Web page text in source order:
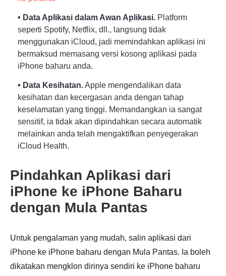
• Data Aplikasi dalam Awan Aplikasi. Platform
seperti Spotify, Netflix, dll., langsung tidak
menggunakan iCloud, jadi memindahkan aplikasi ini
bermaksud memasang versi kosong aplikasi pada
iPhone baharu anda.
• Data Kesihatan.Apple mengendalikan data
kesihatan dan kecergasan anda dengan tahap
keselamatan yang tinggi. Memandangkan ia sangat
sensitif, ia tidak akan dipindahkan secara automatik
melainkan anda telah mengaktifkan penyegerakan
iCloud Health.
Pindahkan Aplikasi dari
iPhone ke iPhone Baharu
dengan Mula Pantas
Untuk pengalaman yang mudah, salin aplikasi dari
iPhone ke iPhone baharu dengan Mula Pantas. Ia boleh
dikatakan mengklon dirinya sendiri ke iPhone baharu